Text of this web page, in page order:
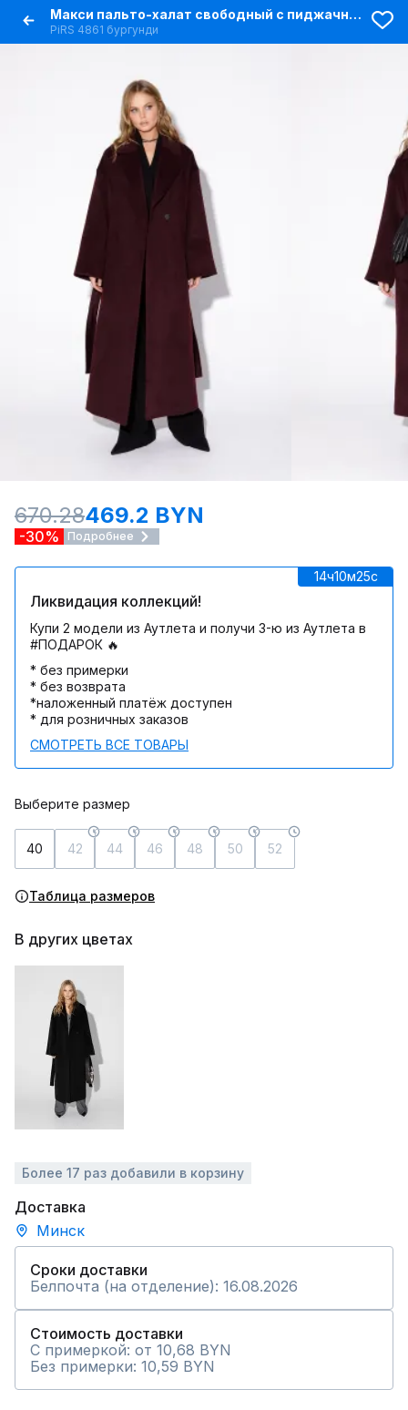
Макси пальто-халат свободный с пиджачным воротником и двубортной застежкой
PiRS 4861 бургунди
670.28469.2 BYN
-30% Подробнее
14ч10м25c
Ликвидация коллекций!
Купи 2 модели из Аутлета и получи 3-ю из Аутлета в
#ПОДАРОК 🔥
* без примерки
* без возврата
*наложенный платёж доступен
* для розничных заказов
СМОТРЕТЬ ВСЕ ТОВАРЫ
Выберите размер
40 42 44 46 48 50 52
Таблица размеров
В других цветах
Более 17 раз добавили в корзину
Доставка
Минск
Сроки доставки
Белпочта (на отделение): 16.08.2026
Стоимость доставки
С примеркой: от 10,68 BYN
Без примерки: 10,59 BYN